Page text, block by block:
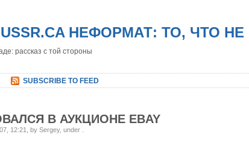
USSR.CA НЕФОРМАТ: ТО, ЧТО
рассказ с той стороны
SUBSCRIBE TO FEED
В АУКЦИОНЕ EBAY
12:21, by Sergey, under